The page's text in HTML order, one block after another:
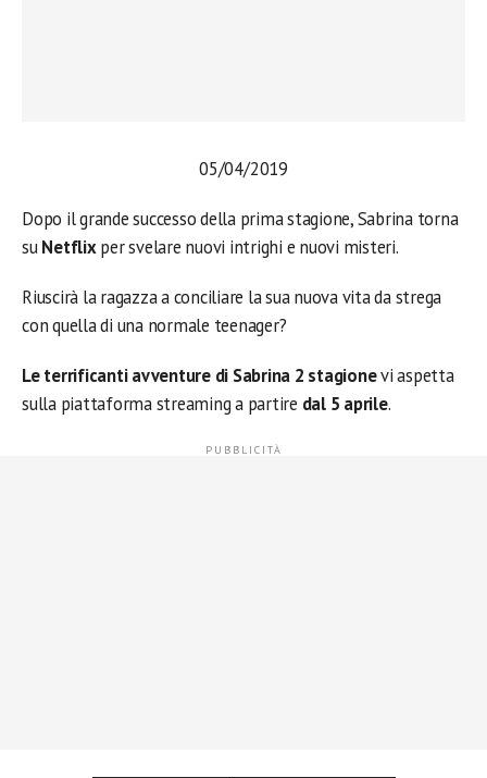
05/04/2019
Dopo il grande successo della prima stagione, Sabrina torna
suNetflixper svelare nuovi intrighi e nuovi misteri.
Riuscirà la ragazza a conciliare la sua nuova vita da strega
con quella di una normale teenager?
Le terrificanti avventure di Sabrina 2 stagionevi aspetta
sulla piattaforma streaming a partire dal 5 aprile.